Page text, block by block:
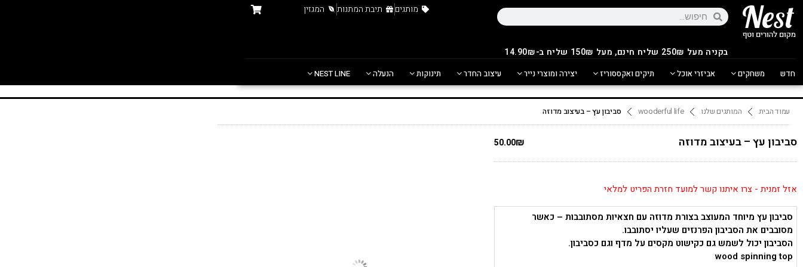
בקניה מעל 250 ₪ שליח חינם, מעל 150₪ שליח ב-14.90₪
מותגים תיבת המתנות המגזין
חדש משחקים אביזרי אוכל תיקים ואקססוריז יצירה ומוצרי נייר עיצוב החדר תינוקות הנעלה NEST LINE
עמוד הבית המותגים שלנו wooderful life סביבון עץ – בעיצוב מדוזה
סביבון עץ – בעיצוב מדוזה 50.00₪
אזל זמנית - צרו איתנו קשר למועד חזרת הפריט למלאי
סביבון עץ מיוחד המעוצב בצורת מדוזה עם חצאיות מסתובבות – כאשר
מסובבים את הסביבון הפרנזים שעליו יסתובבו.
הסביבון יכול לשמש גם כקישוט מקסים על מדף וגם כסביבון.
wood spinning top